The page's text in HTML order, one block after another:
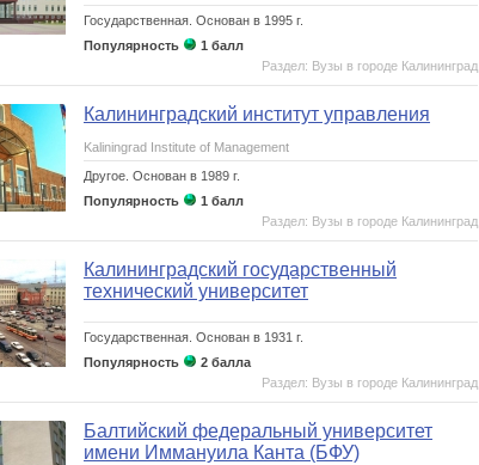
Государственная. Основан в 1995 г.
Популярность
1 балл
Раздел: Вузы в городе Калининград
Калининградский институт управления
Kaliningrad Institute of Management
Другое. Основан в 1989 г.
Популярность
1 балл
Раздел: Вузы в городе Калининград
Калининградский государственный
технический университет
Государственная. Основан в 1931 г.
Популярность
2 балла
Раздел: Вузы в городе Калининград
Балтийский федеральный университет
имени Иммануила Канта (БФУ)